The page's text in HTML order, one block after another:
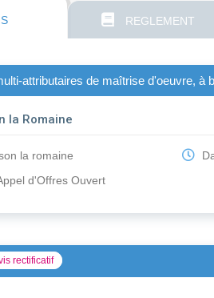
REGLEMENT
attributaires de maîtrise d'oeuvre, à
la Romaine
la romaine
d'Offres Ouvert
rectificatif